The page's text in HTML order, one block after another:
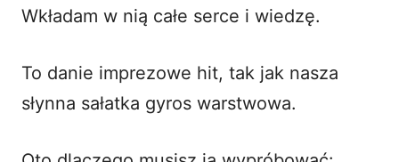
Wkładam w nią całe serce i wiedzę.
To danie imprezowe hit, tak jak nasza
słynna sałatka gyros warstwowa.